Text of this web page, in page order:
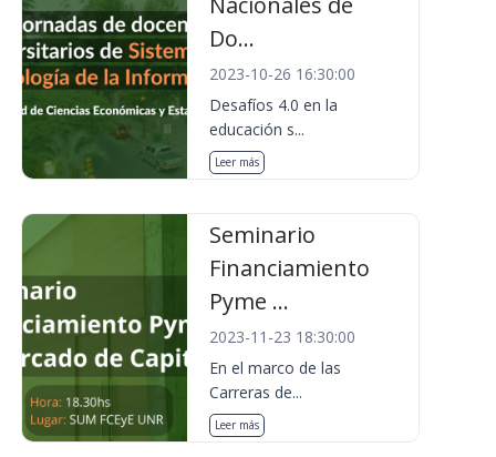
Do...
2023-10-26 16:30:00
Desafíos 4.0 en la
educación s...
Leer más
Seminario
Financiamiento
Pyme ...
2023-11-23 18:30:00
En el marco de las
Carreras de...
Leer más